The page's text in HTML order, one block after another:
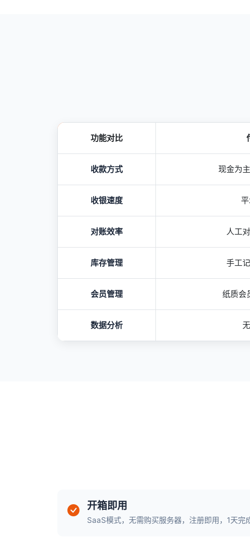
功能对比
收款方式 现金为
收银速度
对账效率 人工
库存管理 手工
会员管理 纸质会
数据分析
开箱即用
SaaS模式，无需购买服务器，注册即用，1天完